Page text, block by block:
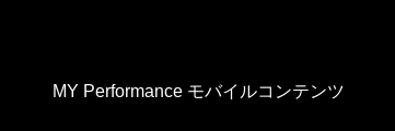
MY Performance モバイルコンテンツ